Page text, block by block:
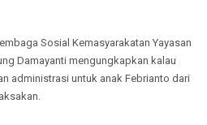
Sosial Kemasyarakatan Yayasan
Damayanti mengungkapkan kalau
administrasi untuk anak Febrianto dari